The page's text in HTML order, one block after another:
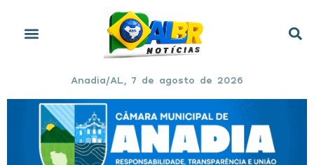
Anadia/AL, 7 de agosto de 2026